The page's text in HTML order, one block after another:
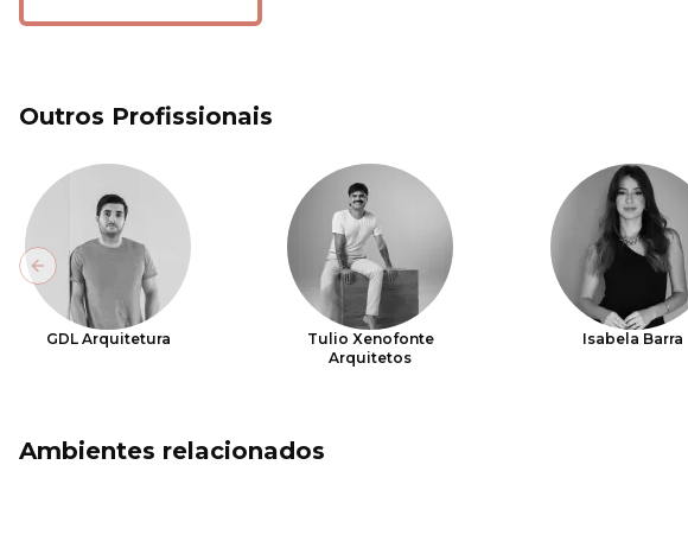
Outros Profissionais
GDL Arquitetura
Tulio Xenofonte
Arquitetos
Isabela Barra
Previous slide
Ambientes relacionados